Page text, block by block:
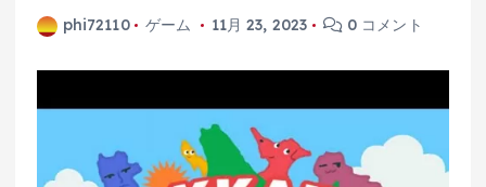
phi72110 ゲーム 11月 23, 2023 0 コメント